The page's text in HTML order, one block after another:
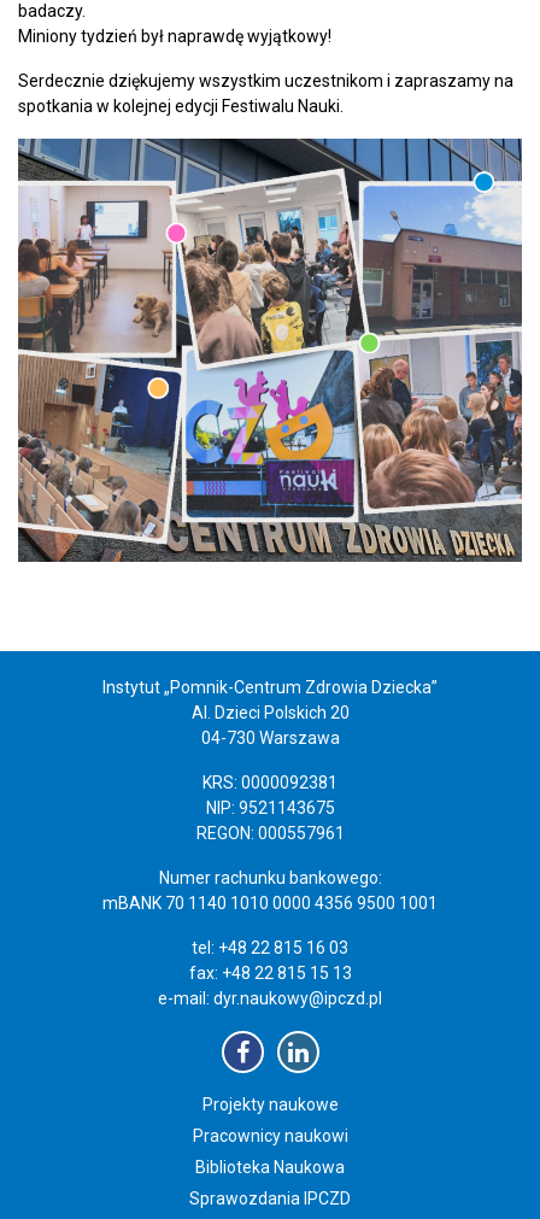
badaczy.
Miniony tydzień był naprawdę wyjątkowy!
Serdecznie dziękujemy wszystkim uczestnikom i zapraszamy na
spotkania w kolejnej edycji Festiwalu Nauki.
Instytut „Pomnik-Centrum Zdrowia Dziecka”
Al. Dzieci Polskich 20
04-730 Warszawa
KRS: 0000092381
NIP: 9521143675
REGON: 000557961
Numer rachunku bankowego:
mBANK 70 1140 1010 0000 4356 9500 1001
tel: +48 22 815 16 03
fax: +48 22 815 15 13
e-mail: dyr.naukowy@ipczd.pl
Projekty naukowe
Pracownicy naukowi
Biblioteka Naukowa
Sprawozdania IPCZD